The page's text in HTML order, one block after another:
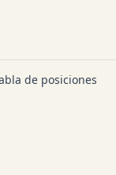
de posiciones